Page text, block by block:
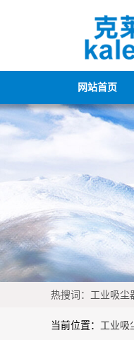
网站首页
热搜词：工业吸尘
当前位置： 工业吸